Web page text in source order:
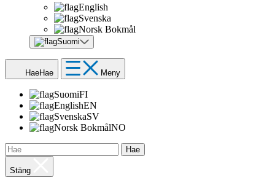
English
Svenska
Norsk Bokmål
Suomi
HaeHae Meny
SuomiFI
EnglishEN
SvenskaSV
Norsk BokmålNO
Hae
Stäng